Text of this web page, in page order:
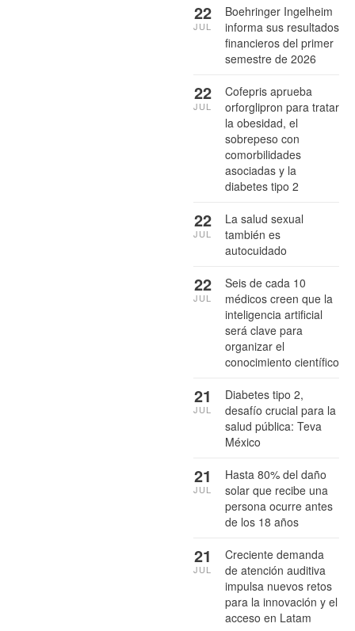
Boehringer Ingelheim
informa sus resultados
financieros del primer
semestre de 2026
22
JUL
Cofepris aprueba
orforglipron para tratar
la obesidad, el
sobrepeso con
comorbilidades
asociadas y la
diabetes tipo 2
22
JUL
La salud sexual
también es
autocuidado
22
JUL
Seis de cada 10
médicos creen que la
inteligencia artificial
será clave para
organizar el
conocimiento científico
22
JUL
Diabetes tipo 2,
desafío crucial para la
salud pública: Teva
México
21
JUL
Hasta 80% del daño
solar que recibe una
persona ocurre antes
de los 18 años
21
JUL
Creciente demanda
de atención auditiva
impulsa nuevos retos
para la innovación y el
acceso en Latam
21
JUL